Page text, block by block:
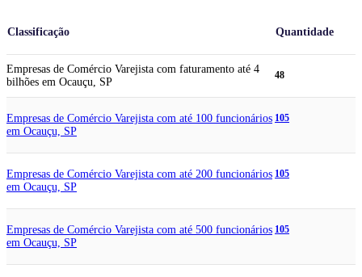
Classificação Quantidade
Empresas de Comércio Varejista com faturamento até 4
bilhões em Ocauçu, SP
48
Empresas de Comércio Varejista com até 100 funcionários
em Ocauçu, SP
105
Empresas de Comércio Varejista com até 200 funcionários
em Ocauçu, SP
105
Empresas de Comércio Varejista com até 500 funcionários
em Ocauçu, SP
105